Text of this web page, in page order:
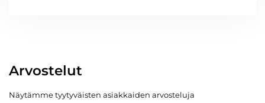
Arvostelut
Näytämme tyytyväisten asiakkaiden arvosteluja